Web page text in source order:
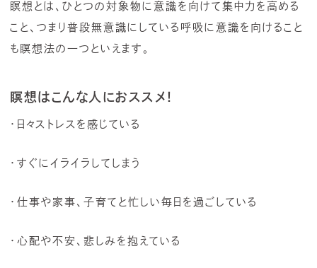
瞑想とは、ひとつの対象物に意識を向けて集中力を高める
こと、つまり普段無意識にしている呼吸に意識を向けること
も瞑想法の一つといえます。
瞑想はこんな人におススメ！
・日々ストレスを感じている
・すぐにイライラしてしまう
・仕事や家事、子育てと忙しい毎日を過ごしている
・心配や不安、悲しみを抱えている